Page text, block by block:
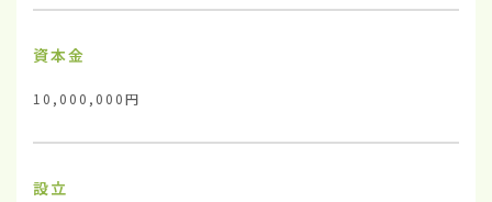
資本金
10,000,000円
設立